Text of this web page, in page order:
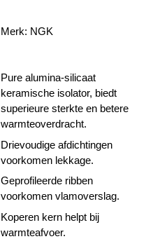
Merk: NGK
Pure alumina-silicaat
keramische isolator, biedt
superieure sterkte en betere
warmteoverdracht.
Drievoudige afdichtingen
voorkomen lekkage.
Geprofileerde ribben
voorkomen vlamoverslag.
Koperen kern helpt bij
warmteafvoer.